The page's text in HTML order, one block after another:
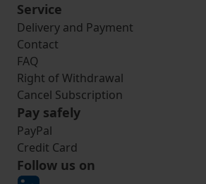
Service
Delivery and Payment
Contact
FAQ
Right of Withdrawal
Cancel Subscription
Pay safely
PayPal
Credit Card
Follow us on